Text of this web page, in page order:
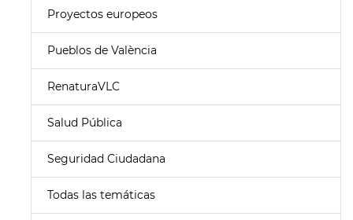
Proyectos europeos
Pueblos de València
RenaturaVLC
Salud Pública
Seguridad Ciudadana
Todas las temáticas